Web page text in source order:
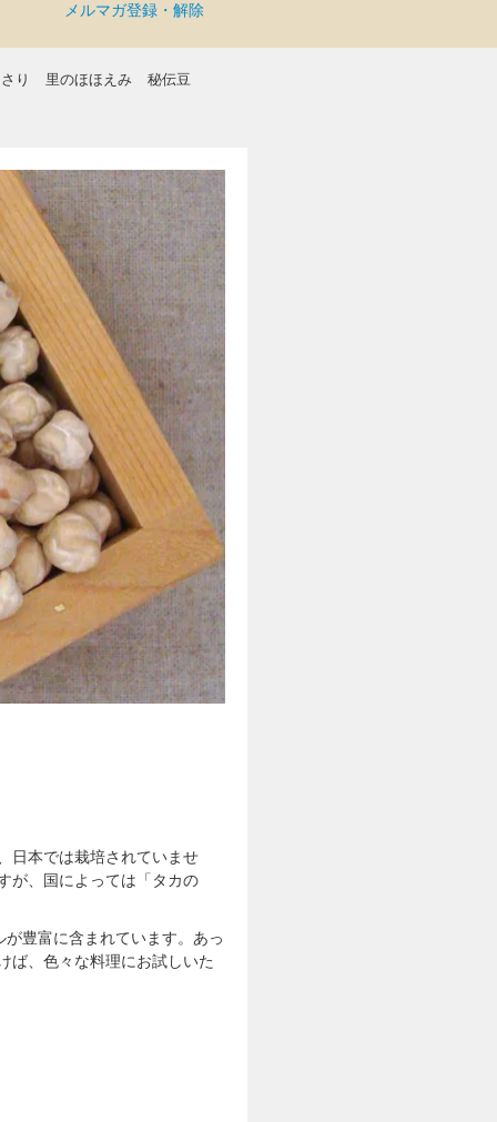
メルマガ登録・解除
り 里のほほえみ 秘伝豆
日本では栽培されていませ
が、国によっては「タカの
豊富に含まれています。あっ
ば、色々な料理にお試しいた